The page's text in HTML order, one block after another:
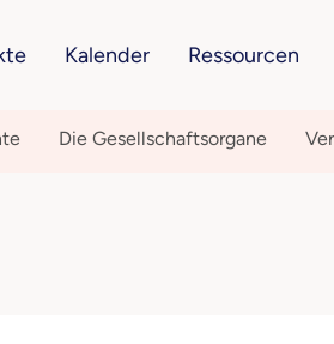
Kalender Ressourcen
Die Gesellschaftsorgane